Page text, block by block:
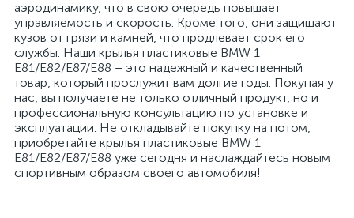
аэродинамику, что в свою очередь повышает
управляемость и скорость. Кроме того, они защищают
кузов от грязи и камней, что продлевает срок его
службы. Наши крылья пластиковые BMW 1
E81/E82/E87/E88 – это надежный и качественный
товар, который прослужит вам долгие годы. Покупая у
нас, вы получаете не только отличный продукт, но и
профессиональную консультацию по установке и
эксплуатации. Не откладывайте покупку на потом,
приобретайте крылья пластиковые BMW 1
E81/E82/E87/E88 уже сегодня и наслаждайтесь новым
спортивным образом своего автомобиля!